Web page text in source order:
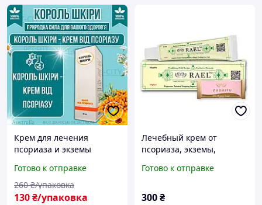
Крем для лечения
псориаза и экземы
и зудящих дерматозов с
натуральными
ингредиентами
Готово к отправке
130₴/упаковка
260 ₴/упаковка
Лечебный крем от
псориаза, экземы,
лишая 15 г
Готово к отправке
300₴